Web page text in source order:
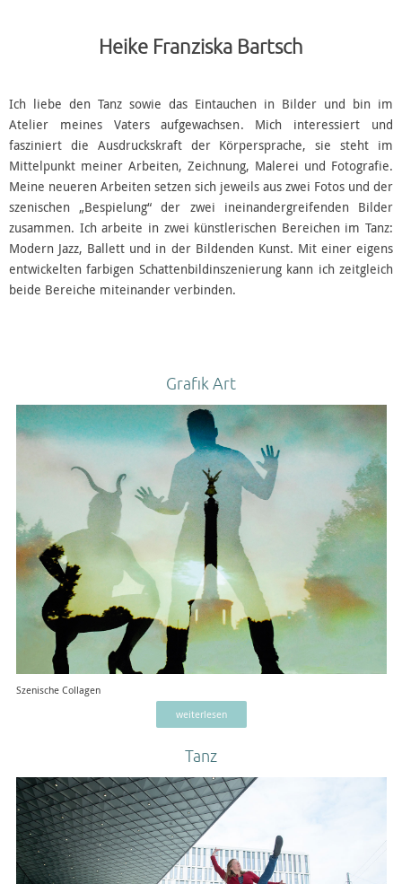
Heike Franziska Bartsch
Ich liebe den Tanz sowie das Eintauchen in Bilder und bin im
Atelier meines Vaters aufgewachsen. Mich interessiert und
fasziniert die Ausdruckskraft der Körpersprache, sie steht im
Mittelpunkt meiner Arbeiten, Zeichnung, Malerei und Fotografie.
Meine neueren Arbeiten setzen sich jeweils aus zwei Fotos und der
szenischen „Bespielung“ der zwei ineinandergreifenden Bilder
zusammen. Ich arbeite in zwei künstlerischen Bereichen im Tanz:
Modern Jazz, Ballett und in der Bildenden Kunst. Mit einer eigens
entwickelten farbigen Schattenbildinszenierung kann ich zeitgleich
beide Bereiche miteinander verbinden.
Grafik Art
Szenische Collagen
weiterlesen
Tanz